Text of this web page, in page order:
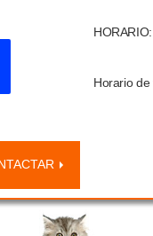
Horario